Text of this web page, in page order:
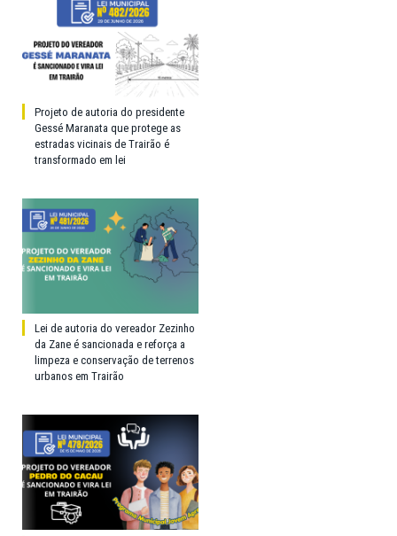
Projeto de autoria do presidente
Gessé Maranata que protege as
estradas vicinais de Trairão é
transformado em lei
Lei de autoria do vereador Zezinho
da Zane é sancionada e reforça a
limpeza e conservação de terrenos
urbanos em Trairão